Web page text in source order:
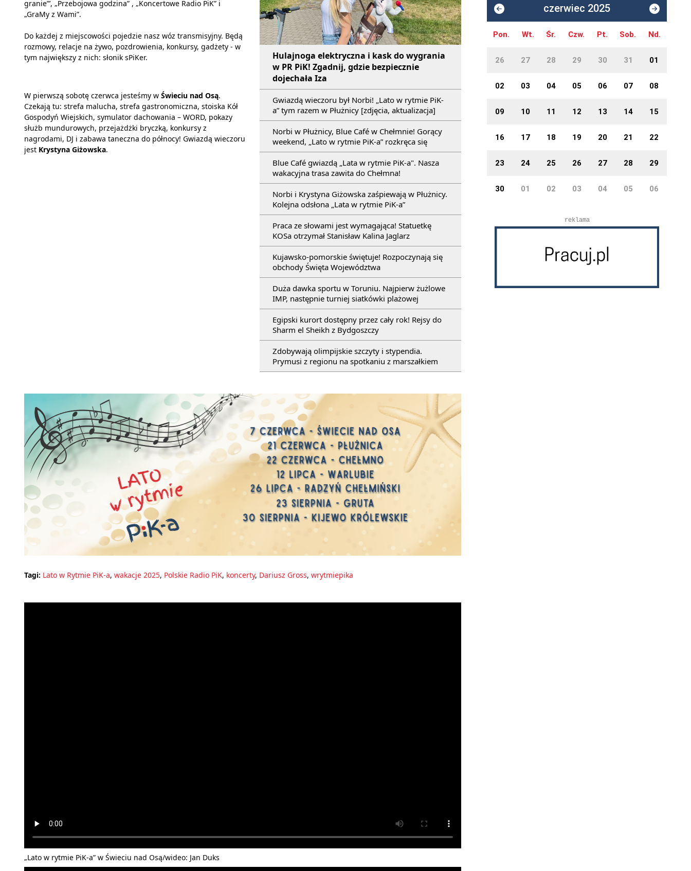
Hulajnoga elektryczna i kask do wygrania
w PR PiK! Zgadnij, gdzie bezpiecznie
dojechała Iza
Gwiazdą wieczoru był Norbi! „Lato w rytmie PiK-
a” tym razem w Płużnicy [zdjęcia, aktualizacja]
Norbi w Płużnicy, Blue Café w Chełmnie! Gorący
weekend, „Lato w rytmie PiK-a” rozkręca się
Blue Café gwiazdą „Lata w rytmie PiK-a". Nasza
wakacyjna trasa zawita do Chełmna!
Norbi i Krystyna Giżowska zaśpiewają w Płużnicy.
Kolejna odsłona „Lata w rytmie PiK-a”
Praca ze słowami jest wymagająca! Statuetkę
KOSa otrzymał Stanisław Kalina Jaglarz
Kujawsko-pomorskie świętuje! Rozpoczynają się
obchody Święta Województwa
Duża dawka sportu w Toruniu. Najpierw żużlowe
IMP, następnie turniej siatkówki plażowej
Egipski kurort dostępny przez cały rok! Rejsy do
Sharm el Sheikh z Bydgoszczy
Zdobywają olimpijskie szczyty i stypendia.
Prymusi z regionu na spotkaniu z marszałkiem
granie”’, „Przebojowa godzina” , „Koncertowe Radio PiK” i
„GraMy z Wami”.
Do każdej z miejscowości pojedzie nasz wóz transmisyjny. Będą
rozmowy, relacje na żywo, pozdrowienia, konkursy, gadżety - w
tym największy z nich: słonik sPiKer.
W pierwszą sobotę czerwca jesteśmy w Świeciu nad Osą.
Czekają tu: strefa malucha, strefa gastronomiczna, stoiska Kół
Gospodyń Wiejskich, symulator dachowania – WORD, pokazy
służb mundurowych, przejażdżki bryczką, konkursy z
nagrodami, DJ i zabawa taneczna do północy! Gwiazdą wieczoru
jest Krystyna Giżowska.
Tagi: Lato w Rytmie PiK-a, wakacje 2025, Polskie Radio PiK, koncerty, Dariusz Gross, wrytmiepika
„Lato w rytmie PiK-a” w Świeciu nad Osą/wideo: Jan Duks
czerwiec 2025
Pon. Wt. Śr. Czw. Pt. Sob. Nd.
26 27 28 29 30 31 01
02 03 04 05 06 07 08
09 10 11 12 13 14 15
16 17 18 19 20 21 22
23 24 25 26 27 28 29
30 01 02 03 04 05 06
reklama